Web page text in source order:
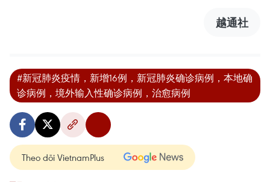
越通社
#新冠肺炎疫情，新增16例，新冠肺炎确诊病例，本地确
诊病例，境外输入性确诊病例，治愈病例
Theo dõi VietnamPlus